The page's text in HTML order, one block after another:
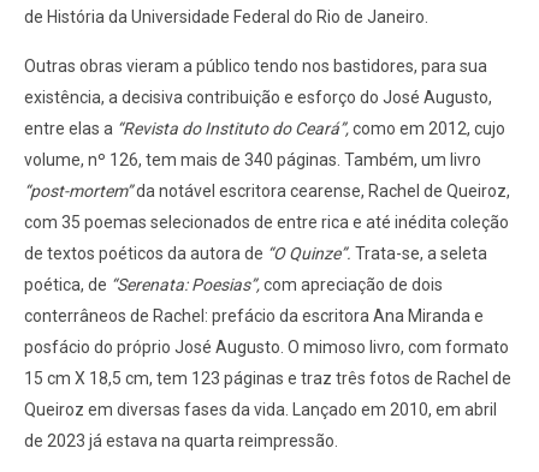
de História da Universidade Federal do Rio de Janeiro.
Outras obras vieram a público tendo nos bastidores, para sua
existência, a decisiva contribuição e esforço do José Augusto,
entre elas a “Revista do Instituto do Ceará”,como em 2012, cujo
volume, nº 126, tem mais de 340 páginas. Também, um livro
“post-mortem”da notável escritora cearense, Rachel de Queiroz,
com 35 poemas selecionados de entre rica e até inédita coleção
de textos poéticos da autora de “O Quinze”. Trata-se, a seleta
poética, de “Serenata: Poesias”,com apreciação de dois
conterrâneos de Rachel: prefácio da escritora Ana Miranda e
posfácio do próprio José Augusto. O mimoso livro, com formato
15 cm X 18,5 cm, tem 123 páginas e traz três fotos de Rachel de
Queiroz em diversas fases da vida. Lançado em 2010, em abril
de 2023 já estava na quarta reimpressão.